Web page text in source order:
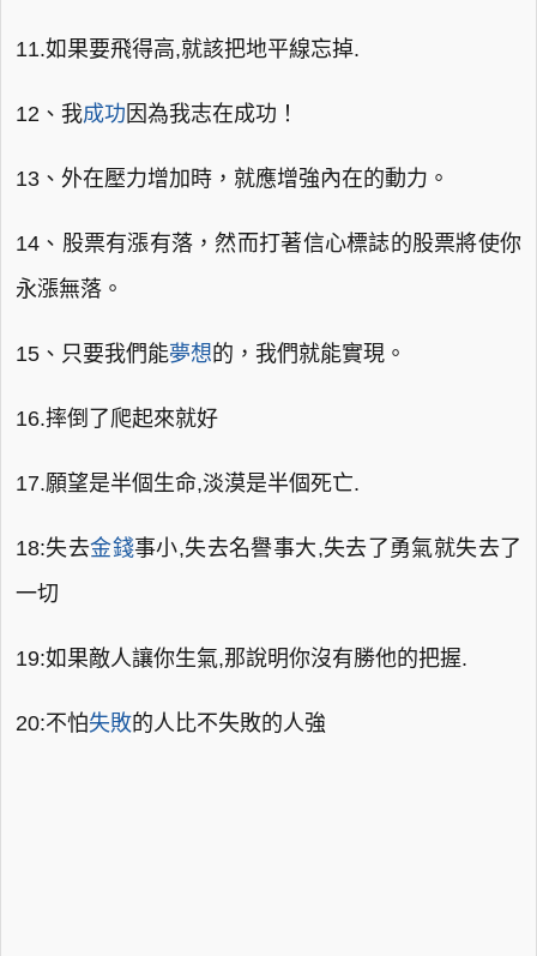
11.如果要飛得高,就該把地平線忘掉.
12、我成功 因為我志在成功！
13、外在壓力增加時，就應增強內在的動力。
14、股票有漲有落，然而打著信心標誌的股票將使你
永漲無落。
15、只要我們能夢想的，我們就能實現。
16.摔倒了爬起來就好
17.願望是半個生命,淡漠是半個死亡.
18:失去金錢事小,失去名譽事大,失去了勇氣就失去了
一切
19:如果敵人讓你生氣,那說明你沒有勝他的把握.
20:不怕失敗的人比不失敗的人強